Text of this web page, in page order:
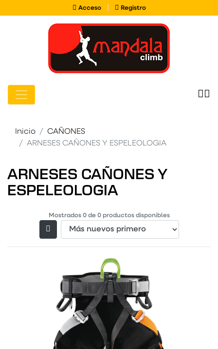
Acceso
Acceso Registro
Registro
Inicio
CAÑONES
ARNESES CAÑONES Y ESPELEOLOGIA
ARNESES CAÑONES Y
ESPELEOLOGIA
Mostrados 0 de 0 productos disponibles
Filtrar productos